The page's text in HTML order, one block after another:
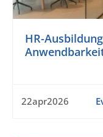
HR-
22apr2026